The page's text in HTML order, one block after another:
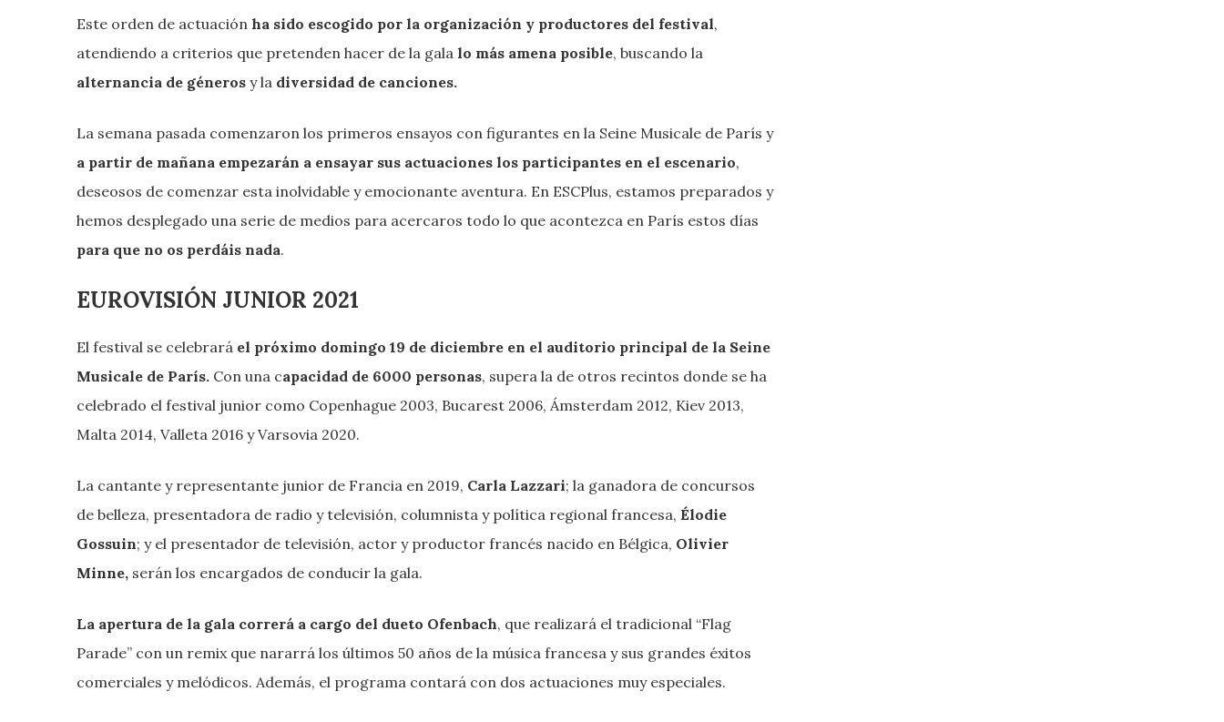
Este orden de actuación ha sido escogido por la organización y productores del festival,
atendiendo a criterios que pretenden hacer de la gala lo más amena posible, buscando la
alternancia de géneros y la diversidad de canciones.
La semana pasada comenzaron los primeros ensayos con figurantes en la Seine Musicale de París y
a partir de mañana empezarán a ensayar sus actuaciones los participantes en el escenario,
deseosos de comenzar esta inolvidable y emocionante aventura. En ESCPlus, estamos preparados y
hemos desplegado una serie de medios para acercaros todo lo que acontezca en París estos días
para que no os perdáis nada.
EUROVISIÓN JUNIOR 2021
El festival se celebrará el próximo domingo 19 de diciembre en el auditorio principal de la Seine
Musicale de París. Con una capacidad de 6000 personas, supera la de otros recintos donde se ha
celebrado el festival junior como Copenhague 2003, Bucarest 2006, Ámsterdam 2012, Kiev 2013,
Malta 2014, Valleta 2016 y Varsovia 2020.
La cantante y representante junior de Francia en 2019, Carla Lazzari; la ganadora de concursos
de belleza, presentadora de radio y televisión, columnista y política regional francesa, Élodie
Gossuin; y el presentador de televisión, actor y productor francés nacido en Bélgica, Olivier
Minne, serán los encargados de conducir la gala.
La apertura de la gala correrá a cargo del dueto Ofenbach, que realizará el tradicional “Flag
Parade” con un remix que nararrá los últimos 50 años de la música francesa y sus grandes éxitos
comerciales y melódicos. Además, el programa contará con dos actuaciones muy especiales.